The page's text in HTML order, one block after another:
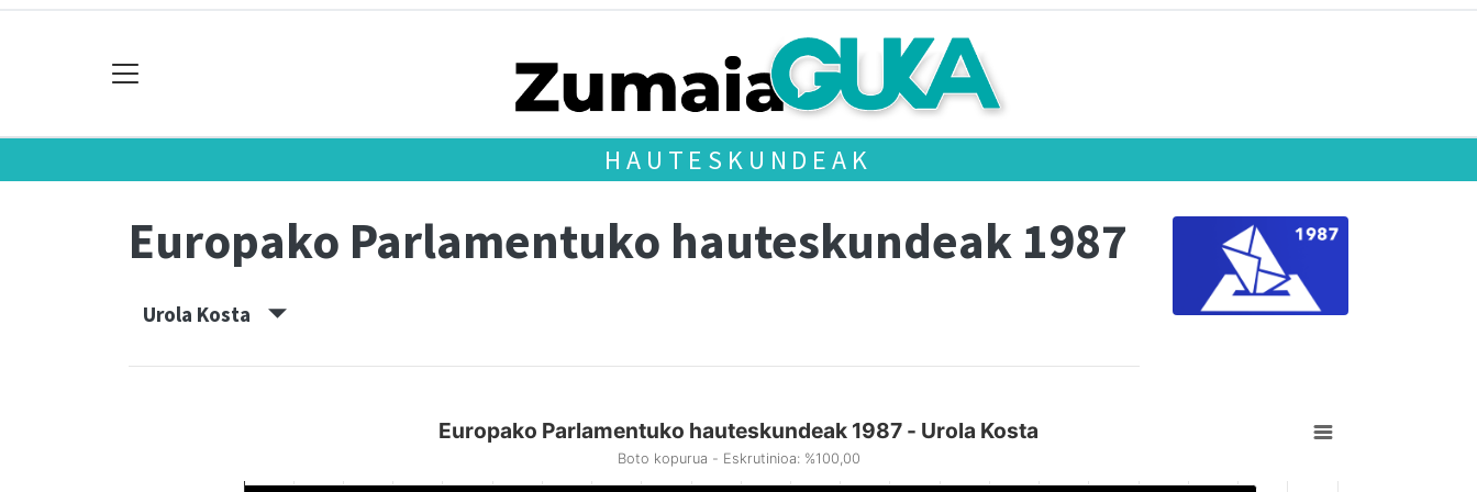
HAUTESKUNDEAK
Europako Parlamentuko hauteskundeak 1987
Urola Kosta
Europako Parlamentuko hauteskundeak 1987 - Urola Kosta
Boto kopurua - Eskrutinioa: %100,00